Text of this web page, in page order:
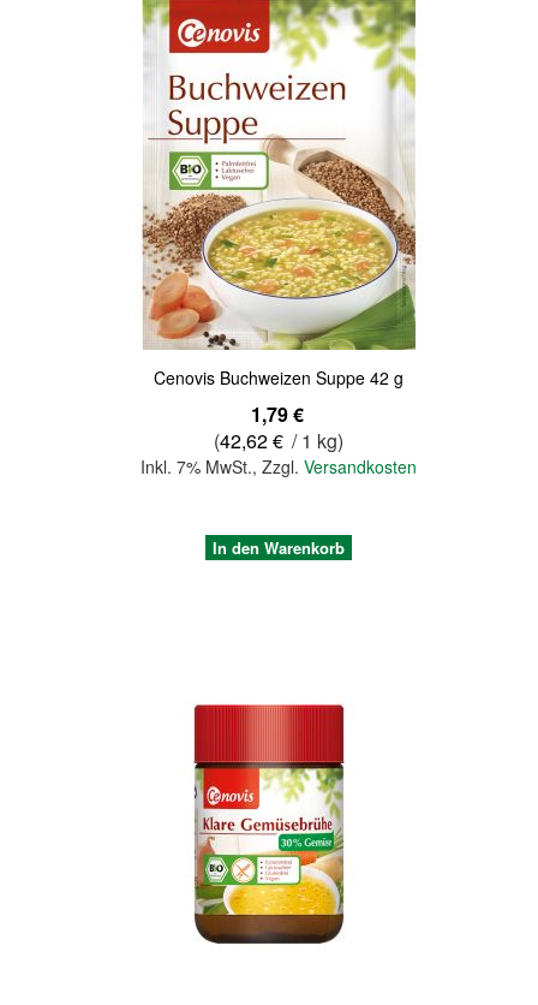
Cenovis Buchweizen Suppe 42 g
1,79 €
(42,62 € / 1 kg)
Inkl. 7% MwSt.,Zzgl.Versandkosten
In den Warenkorb